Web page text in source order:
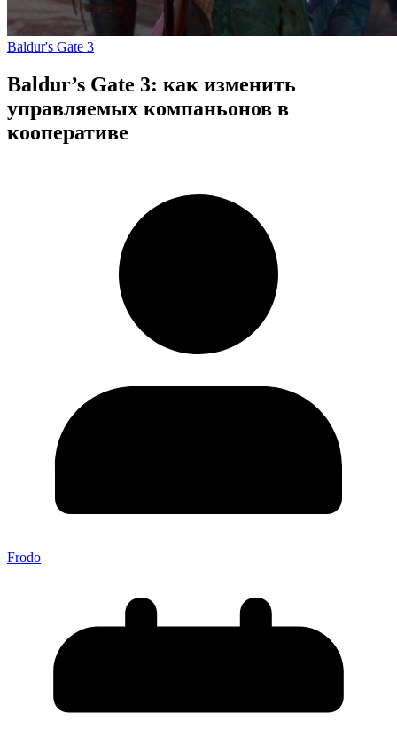
Baldur's Gate 3
Baldur’s Gate 3: как изменить
управляемых компаньонов в
кооперативе
Frodo